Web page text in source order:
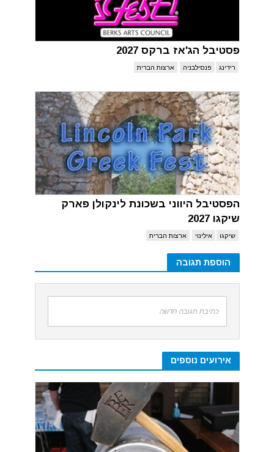
פסטיבל הג'אז ברקס 2027
רידינג פנסילבניה ארצות הברית
הפסטיבל היווני בשכונת לינקולן פארק
שיקגו 2027
שיקגו אילינוי ארצות הברית
הוספת תגובה
כתיבת תגובה חדשה
אירועים נוספים